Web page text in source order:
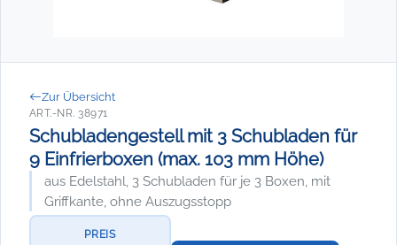
Zur Übersicht
ART.-NR. 38971
Schubladengestell mit 3 Schubladen für
9 Einfrierboxen (max. 103 mm Höhe)
aus Edelstahl, 3 Schubladen für je 3 Boxen, mit
Griffkante, ohne Auszugsstopp
PREIS